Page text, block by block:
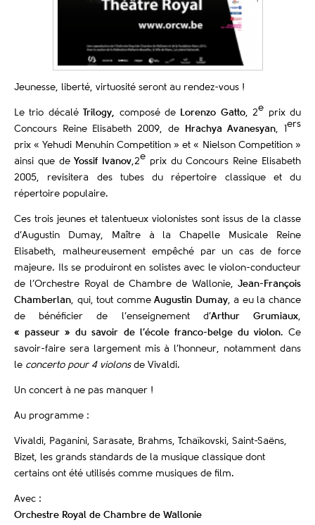
Jeunesse, liberté, virtuosité seront au rendez-vous !
Le trio décaléTrilogy, composé de Lorenzo Gatto, 2e prix du
Concours Reine Elisabeth 2009, de
Hrachya Avanesyan, 1ers
prix « Yehudi Menuhin Competition » et « Nielson Competition »
ainsi que deYossif Ivanov,2e prix du Concours Reine Elisabeth
2005, revisitera des tubes du répertoire classique et du
répertoire populaire.
Ces trois jeunes et talentueux violonistes sont issus de la classe
d’Augustin Dumay, Maître à la Chapelle Musicale Reine
Elisabeth, malheureusement empêché par un cas de force
majeure. Ils se produiront en solistes avec le violon-conducteur
de l’Orchestre Royal de Chambre de Wallonie, Jean-François
Chamberlan, qui, tout commeAugustin Dumay, a eu la chance
de bénéficier de l’enseignement d’Arthur Grumiaux,
« passeur » du savoir de l’école franco-belge du violon. Ce
savoir-faire sera largement mis à l’honneur, notamment dans
le concerto pour 4 violonsde Vivaldi.
Un concert à ne pas manquer !
Au programme :
Vivaldi, Paganini, Sarasate, Brahms, Tchaïkovski, Saint-Saëns,
Bizet, les grands standards de la musique classique dont
certains ont été utilisés comme musiques de film.
Avec :
Orchestre Royal de Chambre de Wallonie